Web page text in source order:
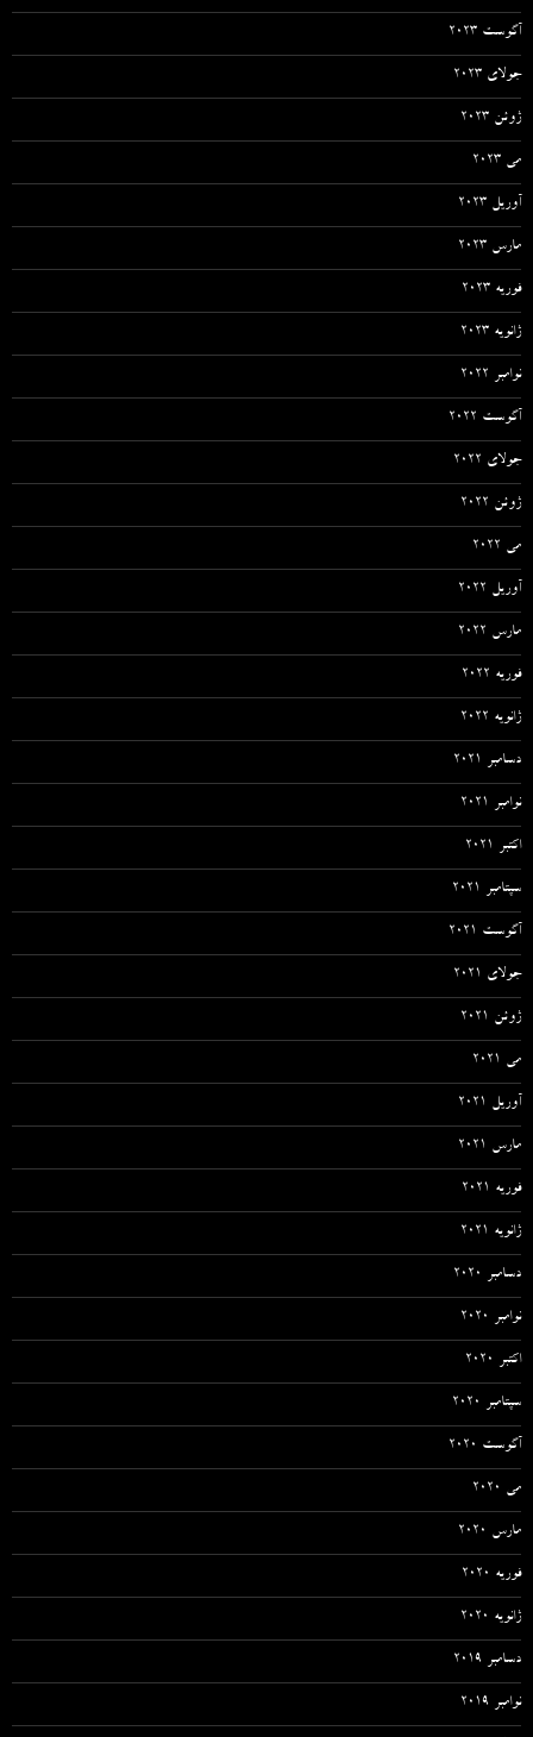
آگوست 2023
جولای 2023
ژوئن 2023
می 2023
آوریل 2023
مارس 2023
فوریه 2023
ژانویه 2023
نوامبر 2022
آگوست 2022
جولای 2022
ژوئن 2022
می 2022
آوریل 2022
مارس 2022
فوریه 2022
ژانویه 2022
دسامبر 2021
نوامبر 2021
اکتبر 2021
سپتامبر 2021
آگوست 2021
جولای 2021
ژوئن 2021
می 2021
آوریل 2021
مارس 2021
فوریه 2021
ژانویه 2021
دسامبر 2020
نوامبر 2020
اکتبر 2020
سپتامبر 2020
آگوست 2020
می 2020
مارس 2020
فوریه 2020
ژانویه 2020
دسامبر 2019
نوامبر 2019